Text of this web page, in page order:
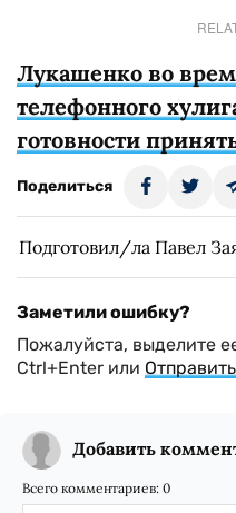
Лукашенко во
телефонного
готовности
Поделиться
Подготовил/ла Павел
Заметили ошибку?
Пожалуйста, выделите
Ctrl+Enter или
Добавить
Всего комментариев: 0